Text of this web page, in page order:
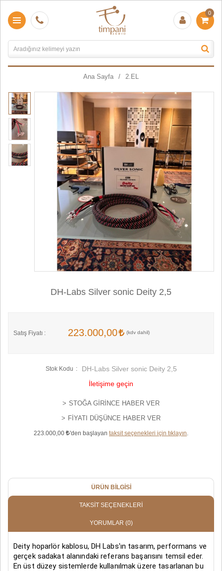
0
Ana Sayfa 2.EL
DH-Labs Silver sonic Deity 2,5
Satış Fiyatı : 223.000,00
Stok Kodu
DH-Labs Silver sonic Deity 2,5
İletişime geçin
STOĞA GIRINCE HABER VER
FIYATI DÜŞÜNCE HABER VER
223.000,00 'den başlayan taksit seçenekleri için tıklayın.
ÜRÜN BILGISI
TAKSIT SEÇENEKLERI
YORUMLAR (0)
Deity hoparlör kablosu, DH Labs'ın tasarım, performans ve
gerçek sadakat alanındaki referans başarısını temsil eder.
En üst düzey sistemlerde kullanılmak üzere tasarlanan bu